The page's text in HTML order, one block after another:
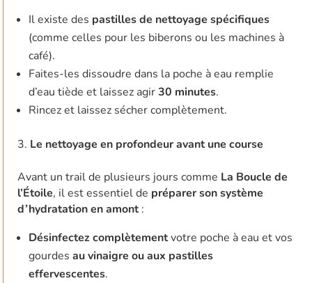
Il existe des pastilles de nettoyage spécifiques
(comme celles pour les biberons ou les machines à
café).
Faites-les dissoudre dans la poche à eau remplie
d’eau tiède et laissez agir30 minutes.
Rincez et laissez sécher complètement.
Le nettoyage en profondeur avant une course
Avant un trail de plusieurs jours comme La Boucle de
l’Étoile, il est essentiel de préparer son système
d’hydratation en amont:
Désinfectez complètementvotre poche à eau et vos
gourdesau vinaigre ou aux pastilles
effervescentes.